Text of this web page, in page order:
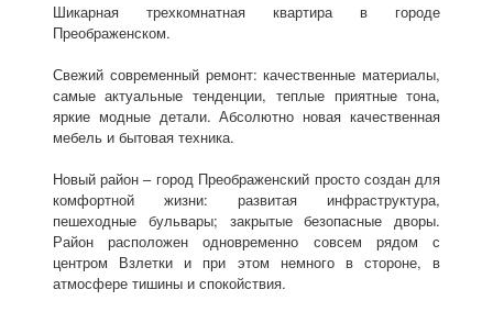
Шикарная трехкомнатная квартира в городе
Преображенском.
Свежий современный ремонт: качественные материалы,
самые актуальные тенденции, теплые приятные тона,
яркие модные детали. Абсолютно новая качественная
мебель и бытовая техника.
Новый район – город Преображенский просто создан для
комфортной жизни: развитая инфраструктура,
пешеходные бульвары; закрытые безопасные дворы.
Район расположен одновременно совсем рядом с
центром Взлетки и при этом немного в стороне, в
атмосфере тишины и спокойствия.